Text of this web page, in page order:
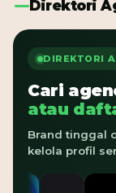
Direktori
DIREKTORI
Cari
atau
Brand tinggal
kelola profil